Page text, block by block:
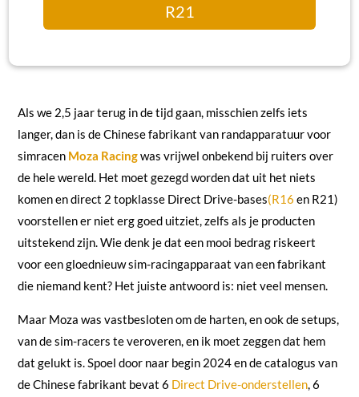
R21
Als we 2,5 jaar terug in de tijd gaan, misschien zelfs iets
langer, dan is de Chinese fabrikant van randapparatuur voor
simracen Moza Racingwas vrijwel onbekend bij ruiters over
de hele wereld. Het moet gezegd worden dat uit het niets
komen en direct 2 topklasse Direct Drive-bases(R16 en R21)
voorstellen er niet erg goed uitziet, zelfs als je producten
uitstekend zijn. Wie denk je dat een mooi bedrag riskeert
voor een gloednieuw sim-racingapparaat van een fabrikant
die niemand kent? Het juiste antwoord is: niet veel mensen.
Maar Moza was vastbesloten om de harten, en ook de setups,
van de sim-racers te veroveren, en ik moet zeggen dat hem
dat gelukt is. Spoel door naar begin 2024 en de catalogus van
de Chinese fabrikant bevat 6 Direct Drive-onderstellen, 6